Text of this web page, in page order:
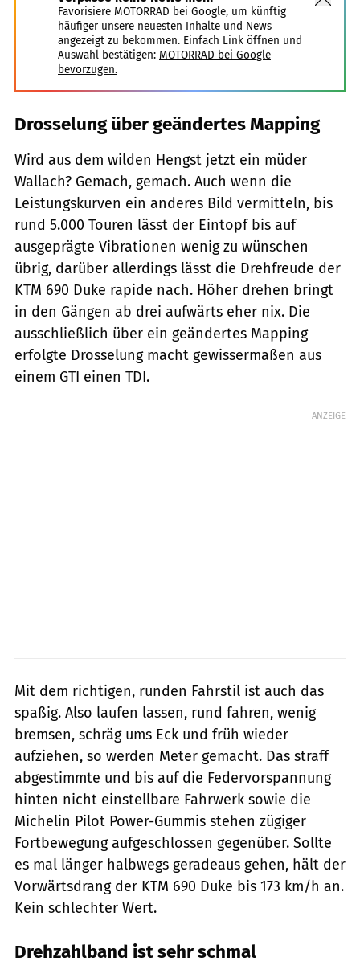
Favorisiere MOTORRAD bei Google, um künftig
häufiger unsere neuesten Inhalte und News
angezeigt zu bekommen. Einfach Link öffnen und
Auswahl bestätigen: MOTORRAD bei Google
bevorzugen.
Drosselung über geändertes Mapping
Wird aus dem wilden Hengst jetzt ein müder
Wallach? Gemach, gemach. Auch wenn die
Leistungskurven ein anderes Bild vermitteln, bis
rund 5.000 Touren lässt der Eintopf bis auf
ausgeprägte Vibrationen wenig zu wünschen
übrig, darüber allerdings lässt die Drehfreude der
KTM 690 Duke rapide nach. Höher drehen bringt
in den Gängen ab drei aufwärts eher nix. Die
ausschließlich über ein geändertes Mapping
erfolgte Drosselung macht gewissermaßen aus
einem GTI einen TDI.
ANZEIGE
Mit dem richtigen, runden Fahrstil ist auch das
spaßig. Also laufen lassen, rund fahren, wenig
bremsen, schräg ums Eck und früh wieder
aufziehen, so werden Meter gemacht. Das straff
abgestimmte und bis auf die Federvorspannung
hinten nicht einstellbare Fahrwerk sowie die
Michelin ­Pilot Power-Gummis stehen zügiger
Fortbewegung aufgeschlossen gegenüber. Sollte
es mal länger halbwegs geradeaus gehen, hält der
Vorwärtsdrang der KTM 690 Duke bis 173 km/h an.
Kein schlechter Wert.
Drehzahlband ist sehr schmal